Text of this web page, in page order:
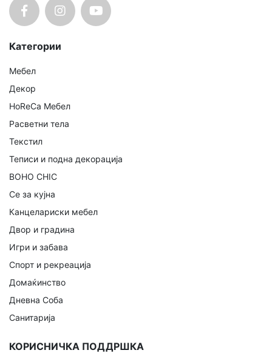
Категории
Мебел
Декор
HoReCa Мебел
Расветни тела
Текстил
Теписи и подна декорација
BOHO CHIC
Се за кујна
Канцелариски мебел
Двор и градина
Игри и забава
Спорт и рекреација
Домаќинство
Дневна Соба
Санитарија
КОРИСНИЧКА ПОДДРШКА